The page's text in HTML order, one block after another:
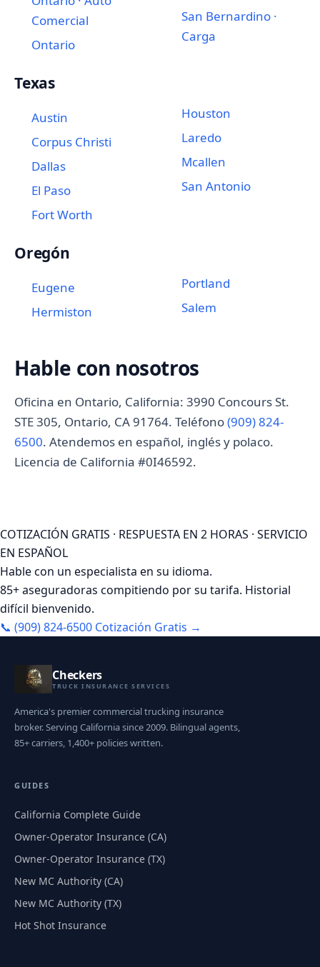
Comercial
Ontario
San Bernardino ·
Carga
Texas
Austin
Corpus Christi
Dallas
El Paso
Fort Worth
Houston
Laredo
Mcallen
San Antonio
Oregón
Eugene
Hermiston
Portland
Salem
Hable con nosotros
Oficina en Ontario, California: 3990 Concours St.
STE 305, Ontario, CA 91764. Teléfono(909) 824-
6500. Atendemos en español, inglés y polaco.
Licencia de California #0I46592.
COTIZACIÓN GRATIS · RESPUESTA EN 2 HORAS · SERVICIO
EN ESPAÑOL
Hable con un especialista en su idioma.
85+ aseguradoras compitiendo por su tarifa. Historial
difícil bienvenido.
📞 (909) 824-6500 Cotización Gratis →
Checkers
TRUCK INSURANCE SERVICES
America's premier commercial trucking insurance
broker. Serving California since 2009. Bilingual agents,
85+ carriers, 1,400+ policies written.
GUIDES
California Complete Guide
Owner-Operator Insurance (CA)
Owner-Operator Insurance (TX)
New MC Authority (CA)
New MC Authority (TX)
Hot Shot Insurance